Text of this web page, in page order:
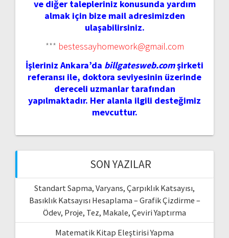
ve diğer talepleriniz konusunda yardım
almak için bize mail adresimizden
ulaşabilirsiniz.
*** bestessayhomework@gmail.com
İşleriniz Ankara’da billgatesweb.comşirketi
referansı ile, doktora seviyesinin üzerinde
dereceli uzmanlar tarafından
yapılmaktadır. Her alanla ilgili desteğimiz
mevcuttur.
SON YAZILAR
Standart Sapma, Varyans, Çarpıklık Katsayısı,
Basıklık Katsayısı Hesaplama – Grafik Çizdirme –
Ödev, Proje, Tez, Makale, Çeviri Yaptırma
Matematik Kitap Eleştirisi Yapma